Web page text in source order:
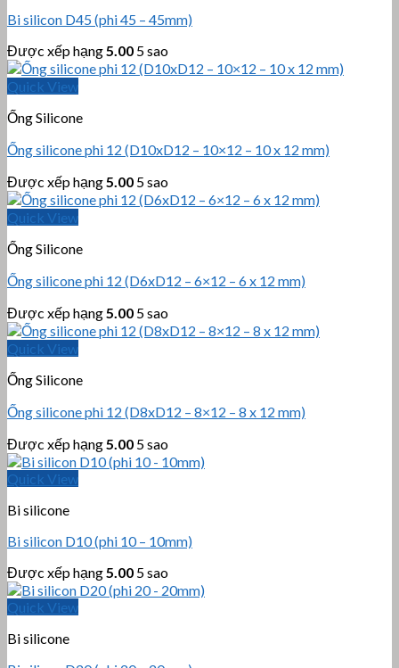
Bi silicon D45 (phi 45 – 45mm)
Được xếp hạng 5.00 5 sao
Quick View
Ống Silicone
Ống silicone phi 12 (D10xD12 – 10×12 – 10 x 12 mm)
Được xếp hạng 5.00 5 sao
Quick View
Ống Silicone
Ống silicone phi 12 (D6xD12 – 6×12 – 6 x 12 mm)
Được xếp hạng 5.00 5 sao
Quick View
Ống Silicone
Ống silicone phi 12 (D8xD12 – 8×12 – 8 x 12 mm)
Được xếp hạng 5.00 5 sao
Quick View
Bi silicone
Bi silicon D10 (phi 10 – 10mm)
Được xếp hạng 5.00 5 sao
Quick View
Bi silicone